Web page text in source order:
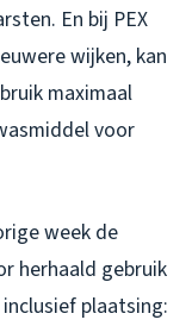
En bij PEX
wijken, kan
maximaal
voor
week de
herhaald gebruik
plaatsing: